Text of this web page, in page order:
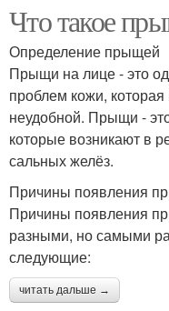
Что такое
Определение прыщей
Прыщи на лице - это
проблем кожи,
неудобной. Прыщи -
которые возникают в
сальных желёз.
Причины появления
Причины появления
разными, но самыми
следующие:
читать дальше →